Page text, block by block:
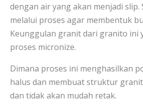
dengan air yang akan menjadi slip.
melalui proses agar membentuk
Keunggulan granit dari granito ini
proses micronize.
Dimana proses ini menghasilkan
halus dan membuat struktur
dan tidak akan mudah retak.